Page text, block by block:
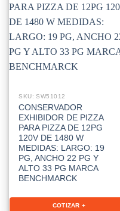
SKU: SW51012
CONSERVADOR
EXHIBIDOR DE PIZZA
PARA PIZZA DE 12PG
120V DE 1480 W
MEDIDAS: LARGO: 19
PG, ANCHO 22 PG Y
ALTO 33 PG MARCA
BENCHMARCK
COTIZAR +